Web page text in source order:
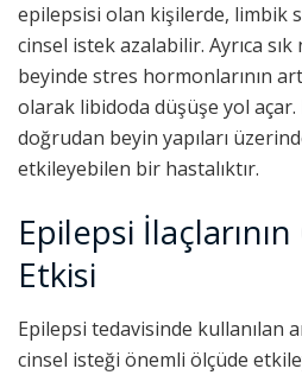
epilepsisi olan kişilerde, limbik
cinsel istek azalabilir. Ayrıca
beyinde stres hormonlarının
olarak libidoda düşüşe yol açar.
doğrudan beyin yapıları
etkileyebilen bir hastalıktır.
Epilepsi
Etkisi
Epilepsi tedavisinde kullanılan
cinsel isteği önemli ölçüde